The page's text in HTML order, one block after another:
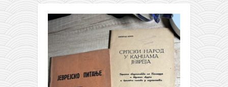
исхраном до здравља
мој хаику
моменти и места
бонус садржај
светлопис